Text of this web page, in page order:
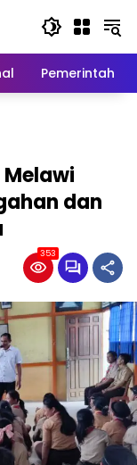
Pemerintah
dan
353